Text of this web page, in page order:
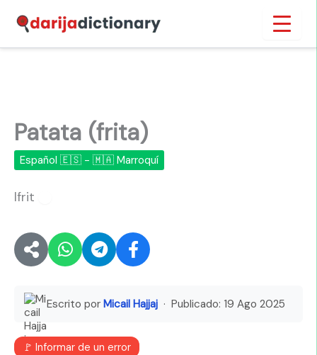
contenido
Inicio
Patata (frita)
Español 🇪🇸 - 🇲🇦 Marroquí
lfrit
Escrito por Micail Hajjaj · Publicado: 19 Ago 2025
🚩 Informar de un error